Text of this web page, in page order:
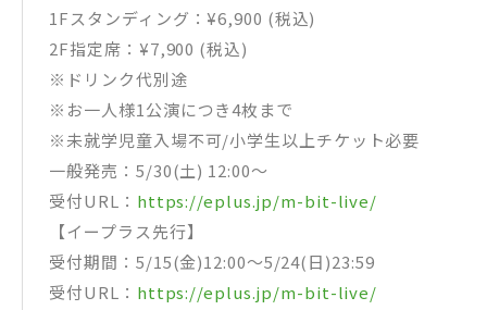
1Fスタンディング：¥6,900 (税込)
2F指定席：¥7,900 (税込)
※ドリンク代別途
※お一人様1公演につき4枚まで
※未就学児童⼊場不可/⼩学⽣以上チケット必要
一般発売：5/30(土) 12:00～
受付URL： https://eplus.jp/m-bit-live/
【イープラス先行】
受付期間：5/15(金)12:00～5/24(日)23:59
受付URL： https://eplus.jp/m-bit-live/